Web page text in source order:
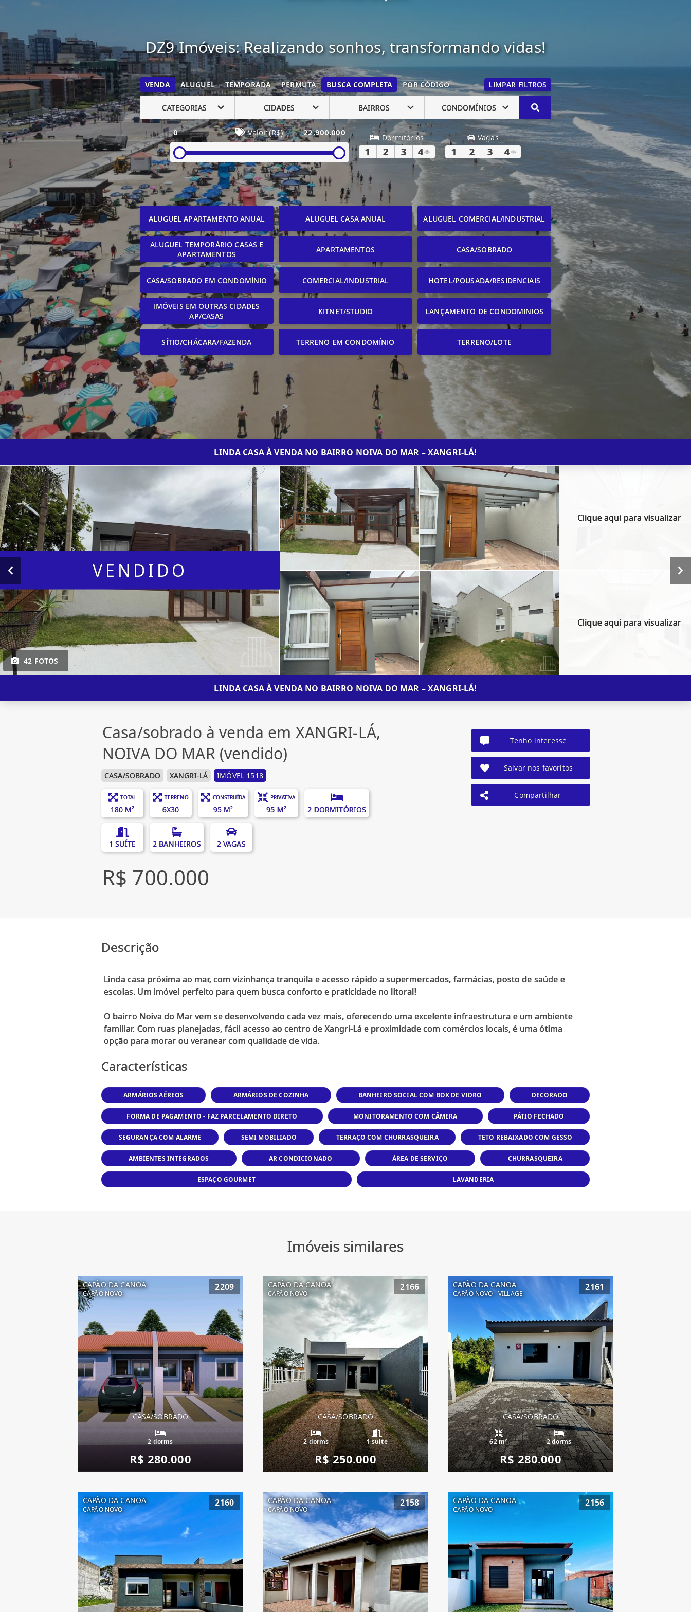
DZ9 Imóveis: Realizando sonhos, transformando vidas!
VENDA ALUGUEL TEMPORADA PERMUTA BUSCA COMPLETA POR CÓDIGO LIMPAR FILTROS
CATEGORIAS CIDADES BAIRROS CONDOMÍNIOS
0 Valor (R$) 22.900.000 Dormitórios
1 2 3 4+
Vagas
1 2 3 4+
ALUGUEL APARTAMENTO ANUAL ALUGUEL CASA ANUAL ALUGUEL COMERCIAL/INDUSTRIAL
ALUGUEL TEMPORÁRIO CASAS E
APARTAMENTOS
APARTAMENTOS CASA/SOBRADO
CASA/SOBRADO EM CONDOMÍNIO COMERCIAL/INDUSTRIAL HOTEL/POUSADA/RESIDENCIAIS
IMÓVEIS EM OUTRAS CIDADES
AP/CASAS
KITNET/STUDIO LANÇAMENTO DE CONDOMINIOS
SÍTIO/CHÁCARA/FAZENDA TERRENO EM CONDOMÍNIO TERRENO/LOTE
LINDA CASA À VENDA NO BAIRRO NOIVA DO MAR – XANGRI-LÁ!
42 FOTOS
VENDIDO
Clique aqui para visualizar
Clique aqui para visualizar
LINDA CASA À VENDA NO BAIRRO NOIVA DO MAR – XANGRI-LÁ!
Casa/sobrado à venda em XANGRI-LÁ,
NOIVA DO MAR (vendido)
CASA/SOBRADO XANGRI-LÁ IMÓVEL 1518
TOTAL
180 M²
TERRENO
6X30
CONSTRUÍDA
95 M²
PRIVATIVA
95 M² 2 DORMITÓRIOS
1 SUÍTE 2 BANHEIROS 2 VAGAS
R$ 700.000
Tenho interesse
Salvar nos favoritos
Compartilhar
Descrição
Linda casa próxima ao mar, com vizinhança tranquila e acesso rápido a supermercados, farmácias, posto de saúde e
escolas. Um imóvel perfeito para quem busca conforto e praticidade no litoral!
O bairro Noiva do Mar vem se desenvolvendo cada vez mais, oferecendo uma excelente infraestrutura e um ambiente
familiar. Com ruas planejadas, fácil acesso ao centro de Xangri-Lá e proximidade com comércios locais, é uma ótima
Características
ARMÁRIOS AÉREOS ARMÁRIOS DE COZINHA BANHEIRO SOCIAL COM BOX DE VIDRO DECORADO
FORMA DE PAGAMENTO - FAZ PARCELAMENTO DIRETO MONITORAMENTO COM CÂMERA PÁTIO FECHADO
SEGURANÇA COM ALARME SEMI MOBILIADO TERRAÇO COM CHURRASQUEIRA TETO REBAIXADO COM GESSO
AMBIENTES INTEGRADOS AR CONDICIONADO ÁREA DE SERVIÇO CHURRASQUEIRA
ESPAÇO GOURMET LAVANDERIA
Imóveis similares
CAPÃO DA CANOA
CAPÃO NOVO
2209
CASA/SOBRADO
2 dorms
R$ 280.000
CAPÃO DA CANOA
CAPÃO NOVO
2166
CASA/SOBRADO
2 dorms 1 suíte
R$ 250.000
CAPÃO DA CANOA
CAPÃO NOVO - VILLAGE
2161
CASA/SOBRADO
62 m² 2 dorms
R$ 280.000
CAPÃO DA CANOA
CAPÃO NOVO
2160 CAPÃO DA CANOA
CAPÃO NOVO
2158 CAPÃO DA CANOA
CAPÃO NOVO
2156